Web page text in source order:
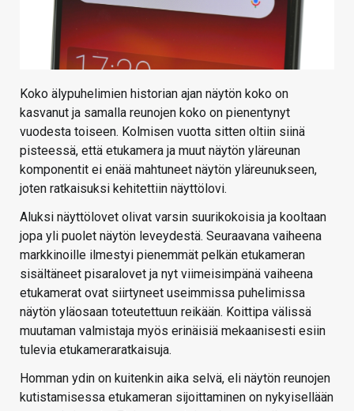
HAKU
Koko älypuhelimien historian ajan näytön koko on
kasvanut ja samalla reunojen koko on pienentynyt
vuodesta toiseen. Kolmisen vuotta sitten oltiin siinä
pisteessä, että etukamera ja muut näytön yläreunan
komponentit ei enää mahtuneet näytön yläreunukseen,
joten ratkaisuksi kehitettiin näyttölovi.
Aluksi näyttölovet olivat varsin suurikokoisia ja kooltaan
jopa yli puolet näytön leveydestä. Seuraavana vaiheena
markkinoille ilmestyi pienemmät pelkän etukameran
sisältäneet pisaralovet ja nyt viimeisimpänä vaiheena
etukamerat ovat siirtyneet useimmissa puhelimissa
näytön yläosaan toteutettuun reikään. Koittipa välissä
muutaman valmistaja myös erinäisiä mekaanisesti esiin
tulevia etukameraratkaisuja.
Homman ydin on kuitenkin aika selvä, eli näytön reunojen
kutistamisessa etukameran sijoittaminen on nykyisellään